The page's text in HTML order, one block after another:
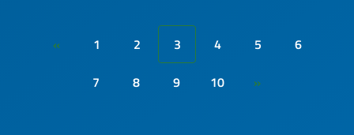
« 1 2 3 4 5
6
7
8 9 10 »